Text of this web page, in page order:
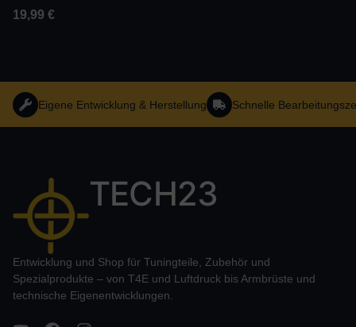
19,99 €
Eigene Entwicklung & Herstellung Schnelle
TECH23
Entwicklung und Shop für Tuningteile, Zubehör und
Spezialprodukte – von T4E und Luftdruck bis Armbrüste und
technische Eigenentwicklungen.